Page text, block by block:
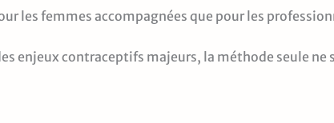
les femmes accompagnées que pour les
enjeux contraceptifs majeurs, la méthode seule ne